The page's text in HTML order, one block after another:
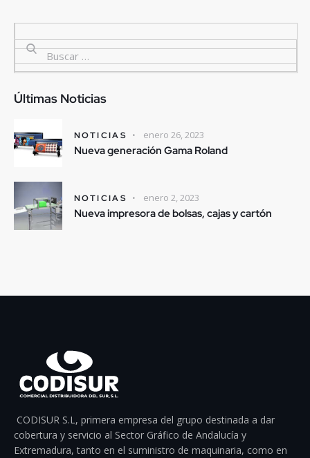
Últimas Noticias
NOTICIAS enero 26, 2023
Nueva generación Gama Roland
NOTICIAS enero 2, 2023
Nueva impresora de bolsas, cajas y cartón
CODISUR S.L, primera empresa del grupo destinada a dar
cobertura y servicio al Sector Gráfico de Andalucía y
Extremadura, tanto en el suministro de maquinaria, como en